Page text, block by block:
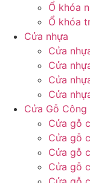
Ổ khóa
Ổ khóa
Cửa nhựa
Cửa
Cửa
Cửa
Cửa
Cửa Gỗ Công
Cửa gỗ
Cửa gỗ
Cửa gỗ
Cửa gỗ